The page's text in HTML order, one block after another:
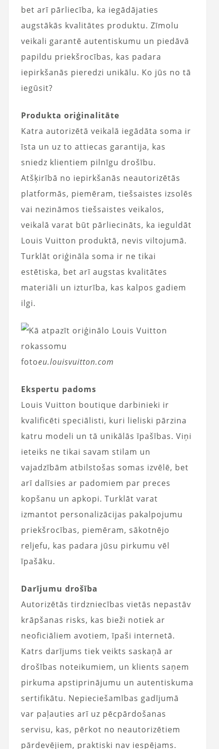
bet arī pārliecība, ka iegādājaties
augstākās kvalitātes produktu. Zīmolu
veikali garantē autentiskumu un piedāvā
papildu priekšrocības, kas padara
iepirkšanās pieredzi unikālu. Ko jūs no tā
iegūsit?
Produkta oriģinalitāte
Katra autorizētā veikalā iegādāta soma ir
īsta un uz to attiecas garantija, kas
sniedz klientiem pilnīgu drošību.
Atšķirībā no iepirkšanās neautorizētās
platformās, piemēram, tiešsaistes izsolēs
vai nezināmos tiešsaistes veikalos,
veikalā varat būt pārliecināts, ka ieguldāt
Louis Vuitton produktā, nevis viltojumā.
Turklāt oriģināla soma ir ne tikai
estētiska, bet arī augstas kvalitātes
materiāli un izturība, kas kalpos gadiem
ilgi.
fotoeu.louisvuitton.com
Ekspertu padoms
Louis Vuitton boutique darbinieki ir
kvalificēti speciālisti, kuri lieliski pārzina
katru modeli un tā unikālās īpašības. Viņi
ieteiks ne tikai savam stilam un
vajadzībām atbilstošas ​​somas izvēlē, bet
arī dalīsies ar padomiem par preces
kopšanu un apkopi. Turklāt varat
izmantot personalizācijas pakalpojumu
priekšrocības, piemēram, sākotnējo
reljefu, kas padara jūsu pirkumu vēl
īpašāku.
Darījumu drošība
Autorizētās tirdzniecības vietās nepastāv
krāpšanas risks, kas bieži notiek ar
neoficiāliem avotiem, īpaši internetā.
Katrs darījums tiek veikts saskaņā ar
drošības noteikumiem, un klients saņem
pirkuma apstiprinājumu un autentiskuma
sertifikātu. Nepieciešamības gadījumā
var paļauties arī uz pēcpārdošanas
servisu, kas, pērkot no neautorizētiem
pārdevējiem, praktiski nav iespējams.